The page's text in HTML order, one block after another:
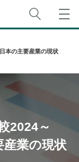
性本部
本の主要産業の現状
2024～
業の現状